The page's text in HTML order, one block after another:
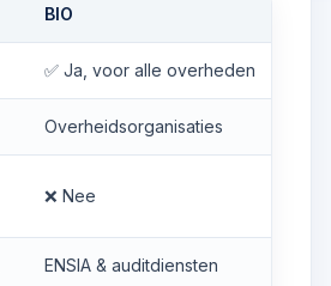
BIO
✅ Ja, voor alle overheden
Overheidsorganisaties
❌ Nee
ENSIA & auditdiensten